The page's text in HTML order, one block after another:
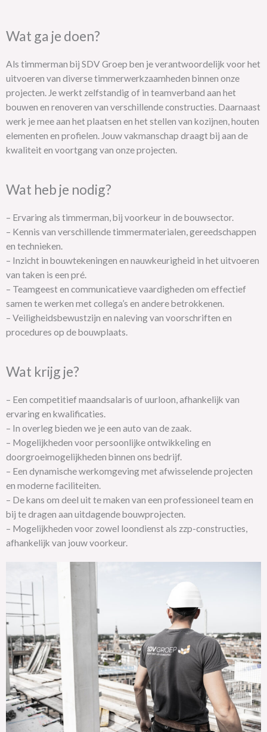
Wat ga je doen?
Als timmerman bij SDV Groep ben je verantwoordelijk voor het
uitvoeren van diverse timmerwerkzaamheden binnen onze
projecten. Je werkt zelfstandig of in teamverband aan het
bouwen en renoveren van verschillende constructies. Daarnaast
werk je mee aan het plaatsen en het stellen van kozijnen, houten
elementen en profielen. Jouw vakmanschap draagt bij aan de
kwaliteit en voortgang van onze projecten.
Wat heb je nodig?
– Ervaring als timmerman, bij voorkeur in de bouwsector.
– Kennis van verschillende timmermaterialen, gereedschappen
en technieken.
– Inzicht in bouwtekeningen en nauwkeurigheid in het uitvoeren
van taken is een pré.
– Teamgeest en communicatieve vaardigheden om effectief
samen te werken met collega’s en andere betrokkenen.
– Veiligheidsbewustzijn en naleving van voorschriften en
procedures op de bouwplaats.
Wat krijg je?
– Een competitief maandsalaris of uurloon, afhankelijk van
ervaring en kwalificaties.
– In overleg bieden we je een auto van de zaak.
– Mogelijkheden voor persoonlijke ontwikkeling en
doorgroeimogelijkheden binnen ons bedrijf.
– Een dynamische werkomgeving met afwisselende projecten
en moderne faciliteiten.
– De kans om deel uit te maken van een professioneel team en
bij te dragen aan uitdagende bouwprojecten.
– Mogelijkheden voor zowel loondienst als zzp-constructies,
afhankelijk van jouw voorkeur.